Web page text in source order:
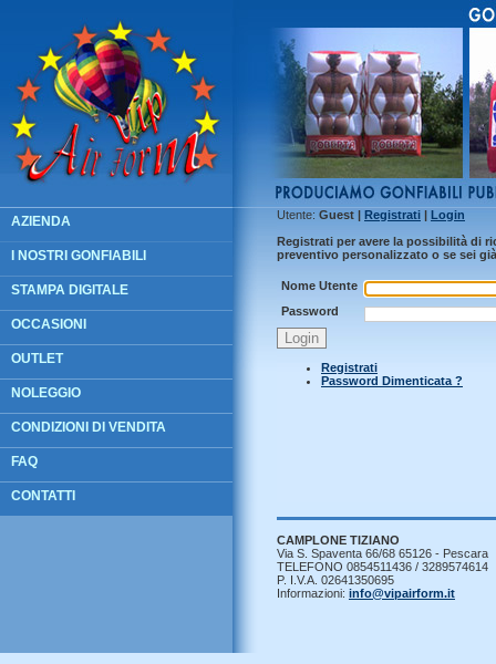
AZIENDA
I NOSTRI GONFIABILI
STAMPA DIGITALE
OCCASIONI
OUTLET
NOLEGGIO
CONDIZIONI DI VENDITA
FAQ
CONTATTI
Utente: Guest | Registrati | Login
Registrati per avere la possibilità di
preventivo personalizzato o se sei
Nome Utente
Password
Registrati
Password Dimenticata ?
CAMPLONE TIZIANO
Via S. Spaventa 66/68 65126 - Pescara
TELEFONO 0854511436 / 3289574614
P. I.V.A. 02641350695
Informazioni: info@vipairform.it